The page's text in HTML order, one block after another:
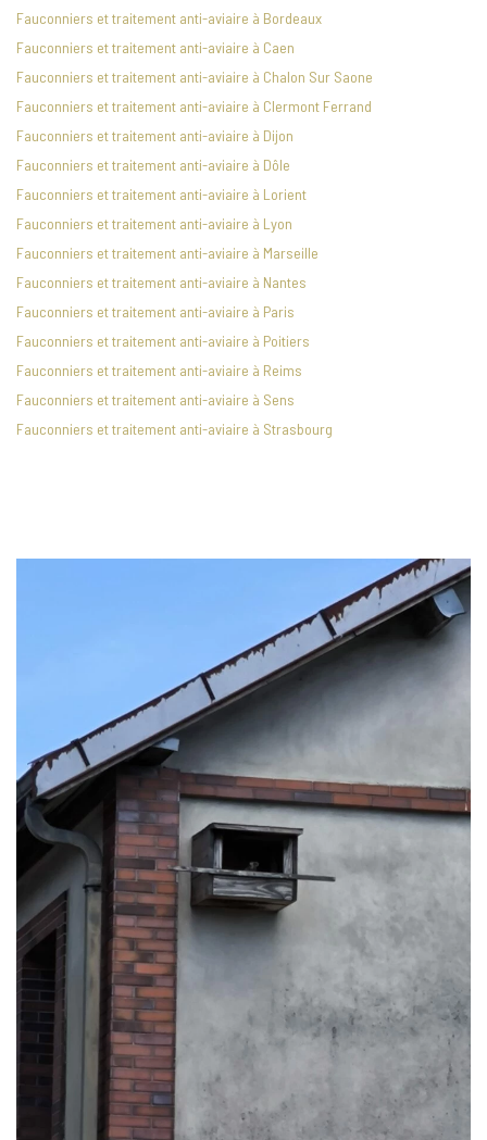
Fauconniers et traitement anti-aviaire à Bordeaux
Fauconniers et traitement anti-aviaire à Caen
Fauconniers et traitement anti-aviaire à Chalon Sur Saone
Fauconniers et traitement anti-aviaire à Clermont Ferrand
Fauconniers et traitement anti-aviaire à Dijon
Fauconniers et traitement anti-aviaire à Dôle
Fauconniers et traitement anti-aviaire à Lorient
Fauconniers et traitement anti-aviaire à Lyon
Fauconniers et traitement anti-aviaire à Marseille
Fauconniers et traitement anti-aviaire à Nantes
Fauconniers et traitement anti-aviaire à Paris
Fauconniers et traitement anti-aviaire à Poitiers
Fauconniers et traitement anti-aviaire à Reims
Fauconniers et traitement anti-aviaire à Sens
Fauconniers et traitement anti-aviaire à Strasbourg